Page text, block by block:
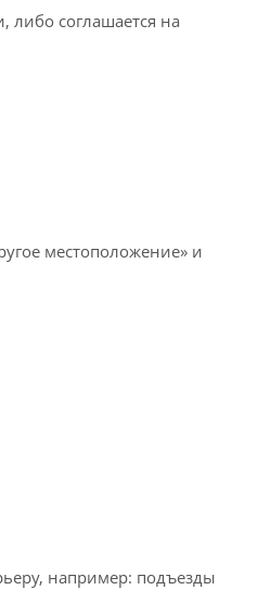
либо соглашается на
местоположение» и
например: подъезды